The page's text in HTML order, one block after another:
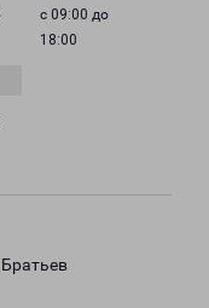
с 09:00 до
18:00